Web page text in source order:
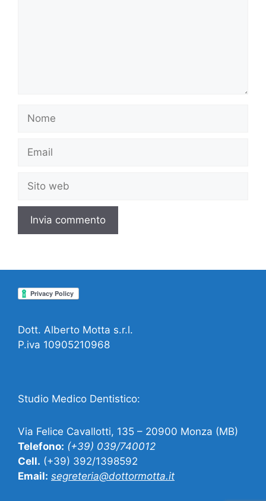
Nome
Email
Sito
web
Dott. Alberto Motta s.r.l.
P.iva 10905210968
Studio Medico Dentistico:
Via Felice Cavallotti, 135 – 20900 Monza (MB)
Telefono: (+39) 039/740012
Cell. (+39) 392/1398592
Email: segreteria@dottormotta.it